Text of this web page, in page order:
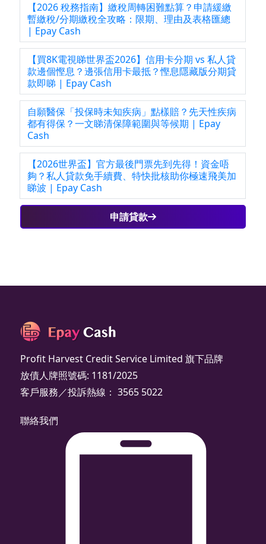
【2026 稅務指南】繳稅周轉困難點算？申請緩繳
暫繳稅/分期繳稅全攻略：限期、理由及表格匯總
| Epay Cash
【買8K電視睇世界盃2026】信用卡分期 vs 私人貸
款邊個慳息？邊張信用卡最抵？慳息隱藏版分期貸
款即睇 | Epay Cash
自願醫保「投保時未知疾病」點樣賠？先天性疾病
都有得保？一文睇清保障範圍與等候期 | Epay
Cash
【2026世界盃】官方最後門票先到先得！資金唔
夠？私人貸款免手續費、特快批核助你極速飛美加
睇波 | Epay Cash
申請貸款
Profit Harvest Credit Service Limited 旗下品牌
放債人牌照號碼: 1181/2025
客戶服務／投訴熱線： 3565 5022
聯絡我們